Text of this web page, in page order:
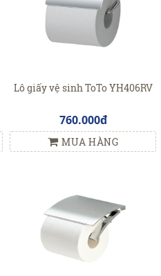
Lô giấy vệ sinh ToTo YH406RV
760.000đ
MUA HÀNG